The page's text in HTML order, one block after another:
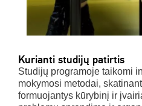
Kurianti studijų patirtis
Studijų programoje taikomi
mokymosi metodai,
formuojantys kūrybinį ir